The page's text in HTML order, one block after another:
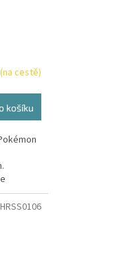
cestě)
košíku
HRSS0106